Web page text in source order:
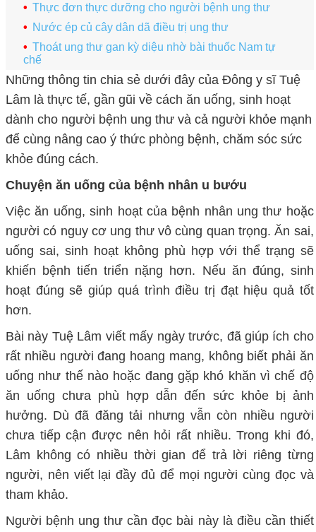
Thực đơn thực dưỡng cho người bệnh ung thư
Nước ép củ cây dân dã điều trị ung thư
Thoát ung thư gan kỳ diệu nhờ bài thuốc Nam tự
chế
Những thông tin chia sẻ dưới đây của Đông y sĩ Tuệ
Lâm là thực tế, gần gũi về cách ăn uống, sinh hoạt
dành cho người bệnh ung thư và cả người khỏe mạnh
để cùng nâng cao ý thức phòng bệnh, chăm sóc sức
khỏe đúng cách.
Chuyện ăn uống của bệnh nhân u bướu
Việc ăn uống, sinh hoạt của bệnh nhân ung thư hoặc
người có nguy cơ ung thư vô cùng quan trọng. Ăn sai,
uống sai, sinh hoạt không phù hợp với thể trạng sẽ
khiến bệnh tiến triển nặng hơn. Nếu ăn đúng, sinh
hoạt đúng sẽ giúp quá trình điều trị đạt hiệu quả tốt
hơn.
Bài này Tuệ Lâm viết mấy ngày trước, đã giúp ích cho
rất nhiều người đang hoang mang, không biết phải ăn
uống như thế nào hoặc đang gặp khó khăn vì chế độ
ăn uống chưa phù hợp dẫn đến sức khỏe bị ảnh
hưởng. Dù đã đăng tải nhưng vẫn còn nhiều người
chưa tiếp cận được nên hỏi rất nhiều. Trong khi đó,
Lâm không có nhiều thời gian để trả lời riêng từng
người, nên viết lại đầy đủ để mọi người cùng đọc và
tham khảo.
Người bệnh ung thư cần đọc bài này là điều cần thiết